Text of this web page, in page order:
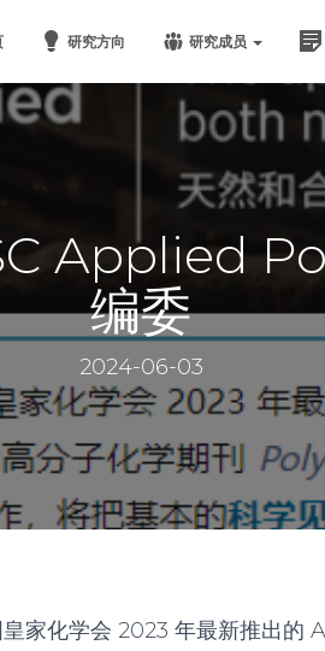
研究方向 研究成员
Applied
编委
2024-06-03
家化学会 2023 年最新推出的